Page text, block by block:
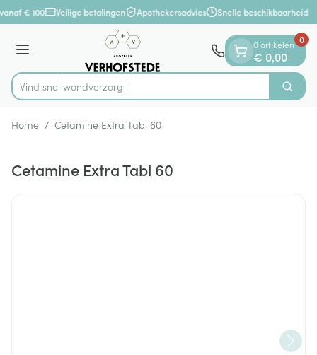
Ga naar de inhoud
1 van 1
€ 100 Veilige betalingen Apothekersadvies Snelle beschikbaarheid
Menu
Product, merk, categorie...
Vind snel won Zoek
0 artikelen
€ 0,00
0
Home / Cetamine Extra Tabl 60
Cetamine Extra Tabl 60